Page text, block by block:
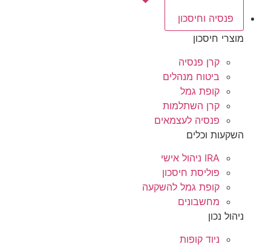
פנסיה וחיסכון
מוצרי חיסכון
קרן פנסיה
ביטוח מנהלים
קופת גמל
קרן השתלמות
פנסיה לעצמאים
השקעות וכלים
IRA ניהול אישי
פוליסת חיסכון
קופת גמל להשקעה
מחשבונים
ניהול נכון
ניוד קופות